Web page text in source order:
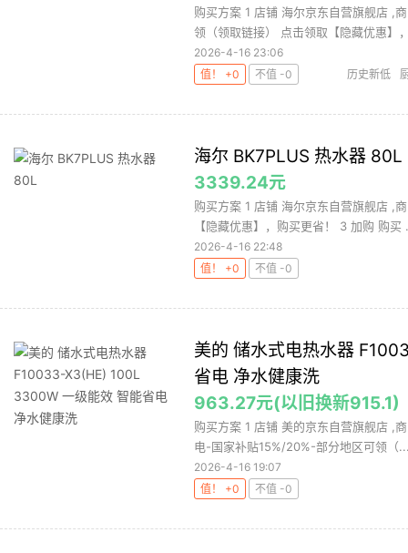
购买方案 1 店铺 海尔京东自营旗舰店 ,
领（领取链接） 点击领取【隐藏优惠】
2026-4-16 23:06
值！ +0
不值 -0 历史新低
海尔 BK7PLUS 热水器 80L
3339.24元
购买方案 1 店铺 海尔京东自营旗舰店 ,
【隐藏优惠】，购买更省！ 3 加购 购买
2026-4-16 22:48
值！ +0
不值 -0
美的 储水式电热水器
省电 净水健康洗
963.27元(以旧换新915.1)
购买方案 1 店铺 美的京东自营旗舰店 ,
电-国家补贴15%/20%-部分地区可领（
2026-4-16 19:07
值！ +0
不值 -0